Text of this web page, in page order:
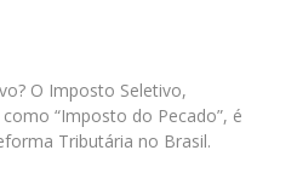
O Imposto Seletivo,
“Imposto do Pecado”, é
Tributária no Brasil.